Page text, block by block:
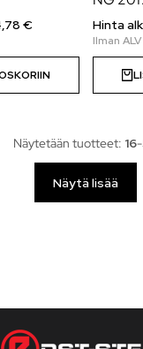
€ Hinta
Näytetään tuotteet: 16-
Näytä lisää